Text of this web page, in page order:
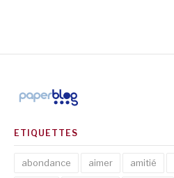
ETIQUETTES
abondance aimer amitié